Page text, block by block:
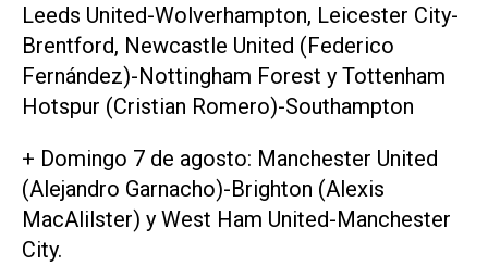
Leeds United-Wolverhampton, Leicester City-
Brentford, Newcastle United (Federico
Fernández)-Nottingham Forest y Tottenham
Hotspur (Cristian Romero)-Southampton
+ Domingo 7 de agosto: Manchester United
(Alejandro Garnacho)-Brighton (Alexis
MacAlilster) y West Ham United-Manchester
City.